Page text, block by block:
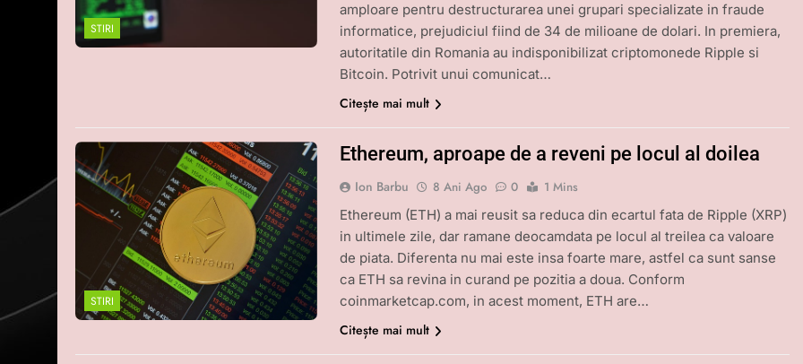
STIRI
amploare pentru destructurarea unei grupari specializate in fraude
informatice, prejudiciul fiind de 34 de milioane de dolari. In premiera,
autoritatile din Romania au indisponibilizat criptomonede Ripple si
Bitcoin. Potrivit unui comunicat…
Citește mai mult
STIRI
Ethereum, aproape de a reveni pe locul al doilea
Ion Barbu 8 Ani Ago 0
1 Mins
Ethereum (ETH) a mai reusit sa reduca din ecartul fata de Ripple (XRP)
in ultimele zile, dar ramane deocamdata pe locul al treilea ca valoare
de piata. Diferenta nu mai este insa foarte mare, astfel ca sunt sanse
ca ETH sa revina in curand pe pozitia a doua. Conform
coinmarketcap.com, in acest moment, ETH are…
Citește mai mult